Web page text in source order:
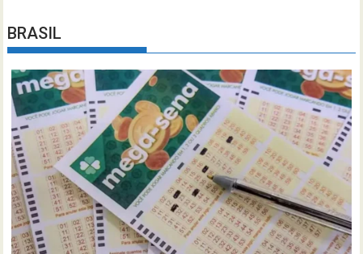
BRASIL